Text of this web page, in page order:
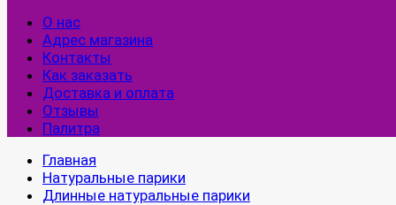
О нас
Адрес магазина
Контакты
Как заказать
Доставка и оплата
Отзывы
Палитра
Главная
Натуральные парики
Длинные натуральные парики